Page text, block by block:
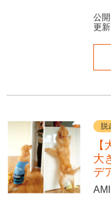
公
更
脱
大
デ